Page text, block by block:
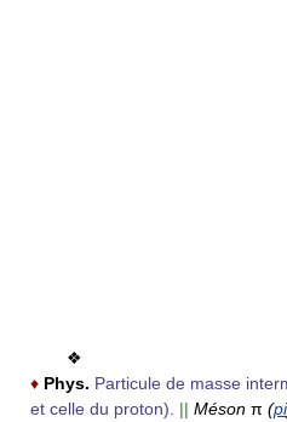
❖
♦ Phys. Particule de masse
et celle du proton).
|| Méson π (pi